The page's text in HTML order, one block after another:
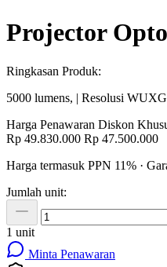
Projector
Ringkasan Produk:
5000 lumens, | Resolusi
Harga Penawaran Diskon
Rp 49.830.000 Rp 47.500.000
Harga termasuk PPN 11% ·
Jumlah unit:
1 unit
Minta Penawaran